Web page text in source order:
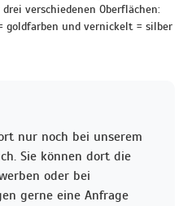
verschiedenen Oberflächen:
goldfarben und vernickelt = silber
nur noch bei unserem
Sie können dort die
oder bei
gerne eine Anfrage